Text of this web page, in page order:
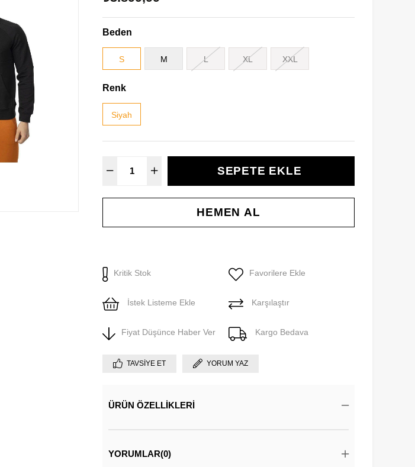
Beden
S M L XL XXL
Renk
Siyah
Kritik Stok Favorilere Ekle
İstek Listeme Ekle Karşılaştır
Fiyat Düşünce Haber Ver Kargo Bedava
TAVSIYE ET YORUM YAZ
ÜRÜN ÖZELLIKLERI
YORUMLAR(0)